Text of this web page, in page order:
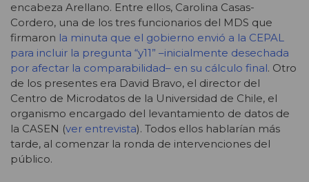
encabeza Arellano. Entre ellos, Carolina Casas-
Cordero, una de los tres funcionarios del MDS que
firmaron la minuta que el gobierno envió a la CEPAL
para incluir la pregunta “y11” –inicialmente desechada
por afectar la comparabilidad– en su cálculo final. Otro
de los presentes era David Bravo, el director del
Centro de Microdatos de la Universidad de Chile, el
organismo encargado del levantamiento de datos de
la CASEN (ver entrevista). Todos ellos hablarían más
tarde, al comenzar la ronda de intervenciones del
público.